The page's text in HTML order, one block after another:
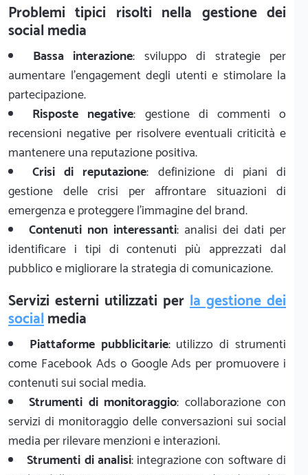
Problemi tipici risolti nella gestione dei
social media
Bassa interazione: sviluppo di strategie per
aumentare l'engagement degli utenti e stimolare la
partecipazione.
Risposte negative: gestione di commenti o
recensioni negative per risolvere eventuali criticità e
mantenere una reputazione positiva.
Crisi di reputazione: definizione di piani di
gestione delle crisi per affrontare situazioni di
emergenza e proteggere l'immagine del brand.
Contenuti non interessanti: analisi dei dati per
identificare i tipi di contenuti più apprezzati dal
pubblico e migliorare la strategia di comunicazione.
Servizi esterni utilizzati per la gestione dei
socialmedia
Piattaforme pubblicitarie: utilizzo di strumenti
come Facebook Ads o Google Ads per promuovere i
contenuti sui social media.
Strumenti di monitoraggio: collaborazione con
servizi di monitoraggio delle conversazioni sui social
media per rilevare menzioni e interazioni.
Strumenti di analisi: integrazione con software di